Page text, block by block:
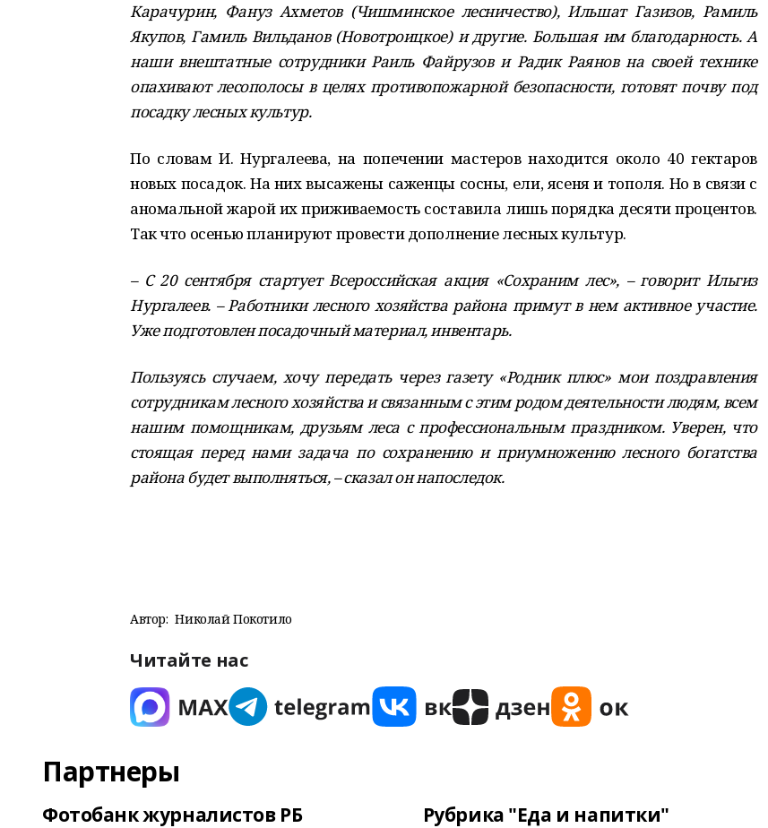
Карачурин, Фануз Ахметов (Чишминское лесничество), Ильшат Газизов, Рамиль
Якупов, Гамиль Вильданов (Новотроицкое) и другие. Большая им благодарность. А
наши внештатные сотрудники Раиль Файрузов и Радик Раянов на своей технике
опахивают лесополосы в целях противопожарной безопасности, готовят почву под
посадку лесных культур.
По словам И. Нургалеева, на попечении мастеров находится около 40 гектаров
новых посадок. На них высажены саженцы сосны, ели, ясеня и тополя. Но в связи с
аномальной жарой их приживаемость составила лишь порядка десяти процентов.
Так что осенью планируют провести дополнение лесных культур.
– С 20 сентября стартует Всероссийская акция «Сохраним лес», – говорит Ильгиз
Нургалеев. – Работники лесного хозяйства района примут в нем активное участие.
Уже подготовлен посадочный материал, инвентарь.
Пользуясь случаем, хочу передать через газету «Родник плюс» мои поздравления
сотрудникам лесного хозяйства и связанным с этим родом деятельности людям, всем
нашим помощникам, друзьям леса с профессиональным праздником. Уверен, что
стоящая перед нами задача по сохранению и приумножению лесного богатства
района будет выполняться, – сказал он напоследок.
Автор: Николай Покотило
Читайте нас
Партнеры
Фотобанк журналистов РБ Рубрика "Еда и напитки"